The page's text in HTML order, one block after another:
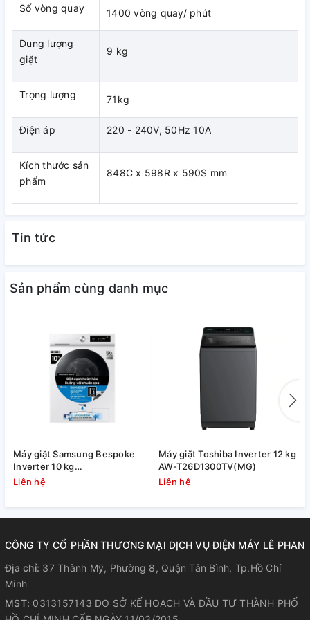
Số vòng quay 1400 vòng quay/ phút
Dung lượng
giặt
9 kg
Trọng lượng 71kg
Điện áp 220 - 240V, 50Hz 10A
Kích thước sản
phẩm
848C x 598R x 590S mm
Tin tức
Sản phẩm cùng danh mục
Máy giặt Samsung Bespoke
Inverter 10 kg
WW10DB7U34GWSV
Liên hệ
Máy giặt Toshiba Inverter 12 kg
AW-T26D1300TV(MG)
Liên hệ
CÔNG TY CỔ PHẦN THƯƠNG MẠI DỊCH VỤ ĐIỆN MÁY LÊ PHAN
Địa chỉ: 37 Thành Mỹ, Phường 8, Quận Tân Bình, Tp.Hồ Chí
Minh
MST: 0313157143 DO SỞ KẾ HOẠCH VÀ ĐẦU TƯ THÀNH PHỐ